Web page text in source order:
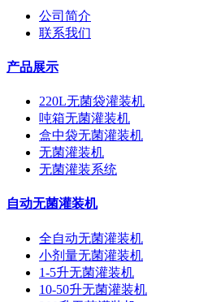
公司简介
联系我们
产品展示
220L无菌袋灌装机
吨箱无菌灌装机
盒中袋无菌灌装机
无菌灌装机
无菌灌装系统
自动无菌灌装机
全自动无菌灌装机
小剂量无菌灌装机
1-5升无菌灌装机
10-50升无菌灌装机